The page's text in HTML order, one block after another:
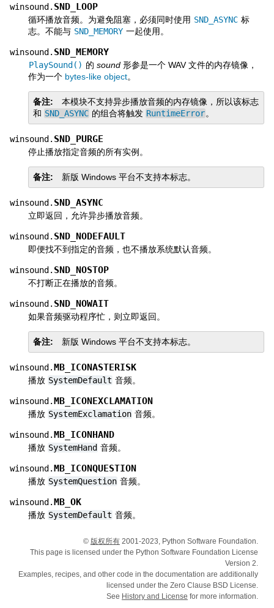
winsound. SND_LOOP
循环播放音频。为避免阻塞，必须同时使用 SND_ASYNC 标
志。不能与 SND_MEMORY 一起使用。
winsound. SND_MEMORY
PlaySound() 的 sound 形参是一个 WAV 文件的内存镜像，
作为一个 bytes-like object。
备注
本模块不支持异步播放音频的内存镜像，所以该标志
和 SND_ASYNC 的组合将触发 RuntimeError。
winsound. SND_PURGE
停止播放指定音频的所有实例。
备注 新版 Windows 平台不支持本标志。
winsound. SND_ASYNC
立即返回，允许异步播放音频。
winsound. SND_NODEFAULT
即便找不到指定的音频，也不播放系统默认音频。
winsound. SND_NOSTOP
不打断正在播放的音频。
winsound. SND_NOWAIT
如果音频驱动程序忙，则立即返回。
备注 新版 Windows 平台不支持本标志。
winsound.MB_ICONASTERISK
播放 SystemDefault 音频。
winsound.MB_ICONEXCLAMATION
播放 SystemExclamation 音频。
winsound.MB_ICONHAND
播放 SystemHand 音频。
winsound.MB_ICONQUESTION
播放 SystemQuestion 音频。
winsound.MB_OK
播放 SystemDefault 音频。
© 版权所有 2001-2023, Python Software Foundation.
This page is licensed under the Python Software Foundation License
Version 2.
Examples, recipes, and other code in the documentation are additionally
licensed under the Zero Clause BSD License.
See History and License for more information.